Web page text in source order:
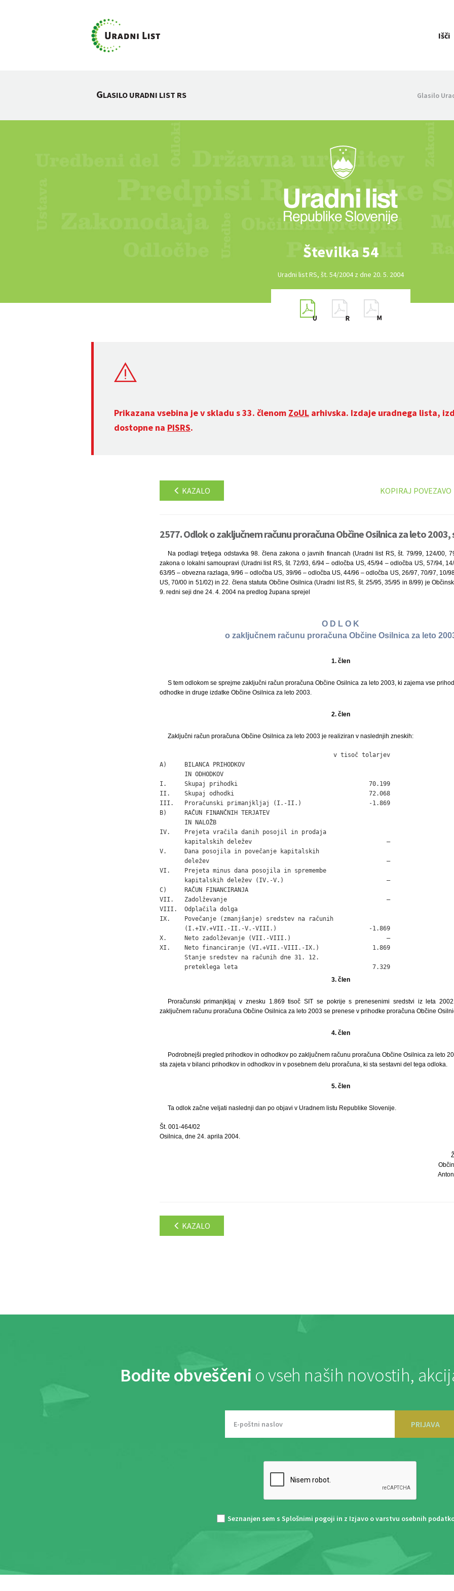
Išči
GLASILO URADNI LIST RS Glasilo
Številka 54
Uradni list RS, št. 54/2004 z dne 20. 5. 2004
Prikazana vsebina je v skladu s 33. členom ZoUL arhivska. Izdaje uradnega lista,
dostopne na PISRS.
KAZALO KOPIRAJ POVEZAVO
2577. Odlok o zaključnem računu proračuna Občine Osilnica za leto 2003,
Na podlagi tretjega odstavka 98. člena zakona o javnih financah (Uradni list RS, št. 79/99, 124/00,
zakona o lokalni samoupravi (Uradni list RS, št. 72/93, 6/94 – odločba US, 45/94 – odločba US, 57/94,
63/95 – obvezna razlaga, 9/96 – odločba US, 39/96 – odločba US, 44/96 – odločba US, 26/97, 70/97, 10/
US, 70/00 in 51/02) in 22. člena statuta Občine Osilnica (Uradni list RS, št. 25/95, 35/95 in 8/99) je
9. redni seji dne 24. 4. 2004 na predlog župana sprejel
O D L O K
o zaključnem računu proračuna Občine Osilnica za leto
1. člen
S tem odlokom se sprejme zaključni račun proračuna Občine Osilnica za leto 2003, ki zajema vse
odhodke in druge izdatke Občine Osilnica za leto 2003.
2. člen
Zaključni račun proračuna Občine Osilnica za leto 2003 je realiziran v naslednjih zneskih:
v tisoč tolarjev
A)     BILANCA PRIHODKOV
       IN ODHODKOV
I.     Skupaj prihodki                                     70.199
II.    Skupaj odhodki                                      72.068
III.   Proračunski primanjkljaj (I.-II.)                   -1.869
B)     RAČUN FINANČNIH TERJATEV
       IN NALOŽB
IV.    Prejeta vračila danih posojil in prodaja
       kapitalskih deležev                                      –
V.     Dana posojila in povečanje kapitalskih
       deležev                                                  –
VI.    Prejeta minus dana posojila in spremembe
       kapitalskih deležev (IV.-V.)                             –
C)     RAČUN FINANCIRANJA
VII.   Zadolževanje                                             –
VIII.  Odplačila dolga
IX.    Povečanje (zmanjšanje) sredstev na računih
       (I.+IV.+VII.-II.-V.-VIII.)                          -1.869
X.     Neto zadolževanje (VII.-VIII.)                           –
XI.    Neto financiranje (VI.+VII.-VIII.-IX.)               1.869
       Stanje sredstev na računih dne 31. 12.
       preteklega leta                                      7.329
3. člen
Proračunski primanjkljaj v znesku 1.869 tisoč SIT se pokrije s prenesenimi sredstvi iz leta
zaključnem računu proračuna Občine Osilnica za leto 2003 se prenese v prihodke proračuna Občine
4. člen
Podrobnejši pregled prihodkov in odhodkov po zaključnem računu proračuna Občine Osilnica za leto
sta zajeta v bilanci prihodkov in odhodkov in v posebnem delu proračuna, ki sta sestavni del tega odloka.
5. člen
Ta odlok začne veljati naslednji dan po objavi v Uradnem listu Republike Slovenije.
Št. 001-464/02
Osilnica, dne 24. aprila 2004.
KAZALO
Bodite obveščeni o vseh naših novostih,
PRIJAVA
Seznanjen sem s Splošnimi pogoji in z Izjavo o varstvu osebnih